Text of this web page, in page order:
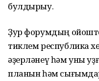
булдырыу.
Ҙур форумдың
тиклем республика
әҙерләнеү һәм уны
планын һәм